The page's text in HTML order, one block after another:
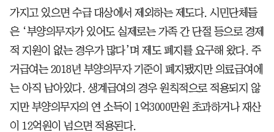
가지고 있으면 수급 대상에서 제외하는 제도다. 시민단체들
은 ‘부양의무자가 있어도 실제로는 가족 간 단절 등으로 경제
적 지원이 없는 경우가 많다’며 제도 폐지를 요구해 왔다. 주
거급여는 2018년 부양의무자 기준이 폐지됐지만 의료급여에
는 아직 남아있다. 생계급여의 경우 원칙적으로 적용되지 않
지만 부양의무자의 연 소득이 1억3000만원 초과하거나 재산
이 12억원이 넘으면 적용된다.